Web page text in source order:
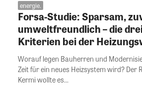
energie.
Forsa-Studie: Sparsam,
umweltfreundlich – die
Kriterien bei der
Worauf legen Bauherren und
Zeit für ein neues Heizsystem wird? Der
Kermi wollte es...